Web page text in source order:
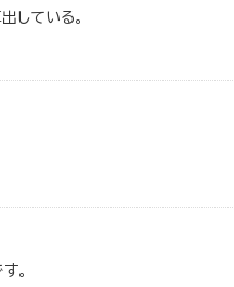
している。
。